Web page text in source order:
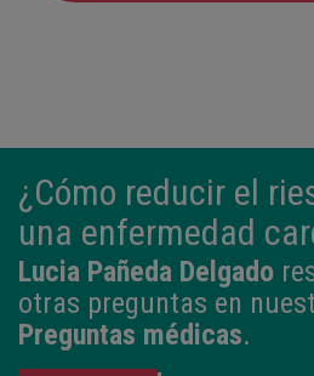
¿Cómo reducir el
una enfermedad
Lucia Pañeda Delgado
otras preguntas en
Preguntas médicas.